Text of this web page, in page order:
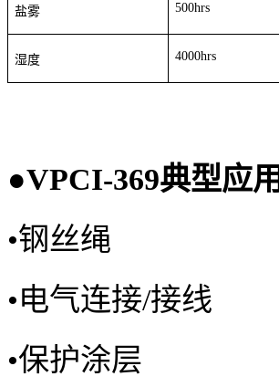
盐雾 500hrs
湿度 4000hrs
●VPCI-369典型应用
•钢丝绳
•电气连接/接线
•保护涂层